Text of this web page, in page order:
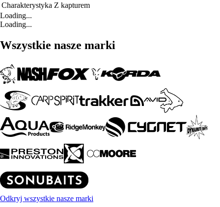
Charakterystyka Z kapturem
Loading...
Loading...
Wszystkie nasze marki
Odkryj wszystkie nasze marki